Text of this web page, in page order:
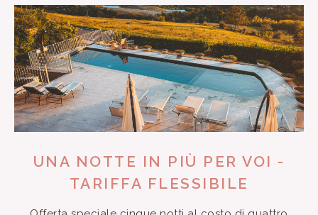
lista-offerte
UNA NOTTE IN PIÙ PER VOI -
TARIFFA FLESSIBILE